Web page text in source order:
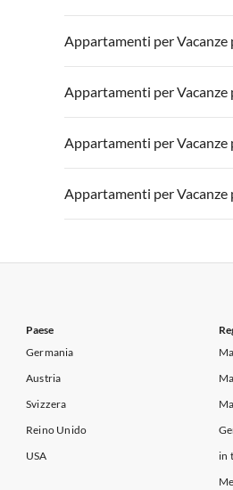
Appartamenti per Vacanze in
Appartamenti per Vacanze in
Appartamenti per Vacanze in
Appartamenti per
Appartamenti per Vacanze in
Appartamenti per Vacanze in
Appartamenti per
Appartamenti per Vacanze in
Appartamenti per Vacanze in
Appartamenti per
Appartamenti per Vacanze in
Appartamenti per Vacanze in
Appartamenti per
Paese
Germania
Austria
Svizzera
Reino Unido
USA
in